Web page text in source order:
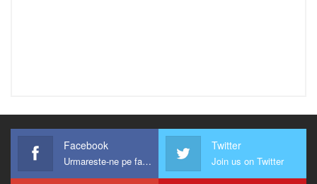
Facebook
Urmareste-ne pe facebook !
Twitter
Join us on Twitter